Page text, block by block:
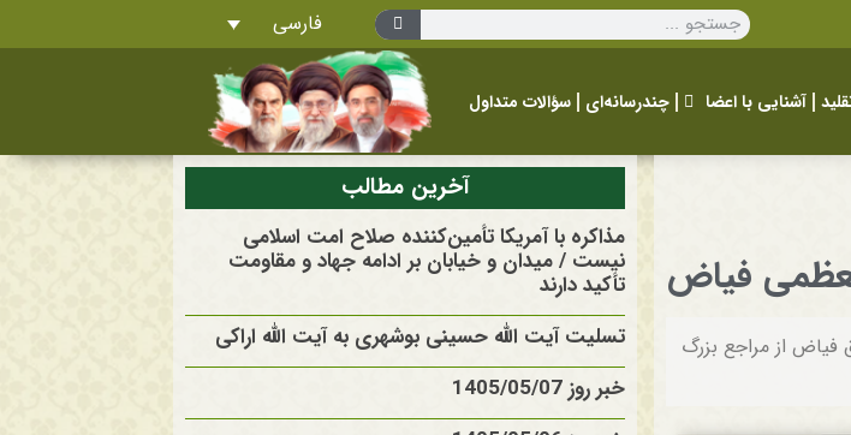
فارسی
آشنایی با اعضا چندرسانه‌ای سؤالات متداول
فیاض
از مراجع بزرگ
آخرین مطالب
مذاکره با آمریکا تأمین‌کننده صلاح امت اسلامی
نیست / میدان و خیابان بر ادامه جهاد و مقاومت
تأکید دارند
تسلیت آیت الله حسینی بوشهری به آیت الله اراکی
خبر روز 1405/05/07